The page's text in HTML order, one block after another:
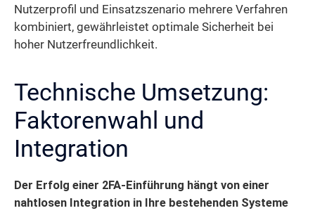
Nutzerprofil und Einsatzszenario mehrere Verfahren
kombiniert, gewährleistet optimale Sicherheit bei
hoher Nutzerfreundlichkeit.
Technische Umsetzung:
Faktorenwahl und
Integration
Der Erfolg einer 2FA-Einführung hängt von einer
nahtlosen Integration in Ihre bestehenden Systeme